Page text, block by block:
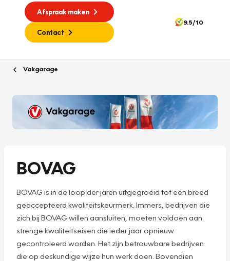
Afspraak maken
Contact
9.5/10
Vakgarage
BOVAG
BOVAG is in de loop der jaren uitgegroeid tot een breed
geaccepteerd kwaliteitskeurmerk. Immers, bedrijven die
zich bij BOVAG willen aansluiten, moeten voldoen aan
strenge kwaliteitseisen die ieder jaar opnieuw
gecontroleerd worden. Het zijn betrouwbare bedrijven
die op deskundige wijze hun werk doen. Bovendien